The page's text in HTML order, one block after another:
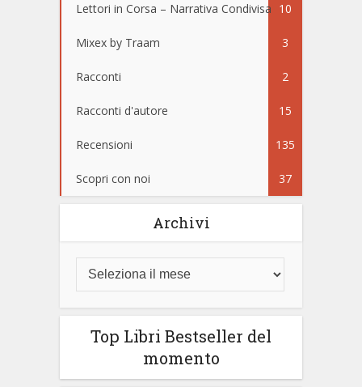
Lettori in Corsa – Narrativa Condivisa 10
Mixex by Traam 3
Racconti 2
Racconti d'autore 15
Recensioni 135
Scopri con noi 37
Archivi
Top Libri Bestseller del
momento